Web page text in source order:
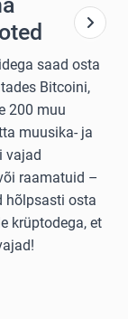
saad osta
Bitcoini,
200 muu
muusika- ja
vajad
raamatuid –
hõlpsasti osta
krüptodega, et